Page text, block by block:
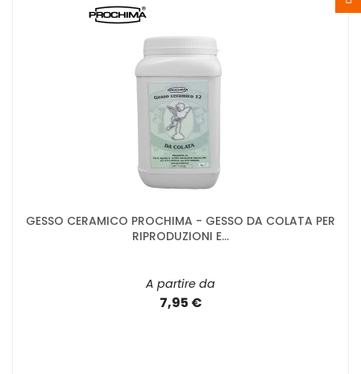
GESSO CERAMICO PROCHIMA - GESSO DA COLATA PER
RIPRODUZIONI E...
A partire da
7,95 €